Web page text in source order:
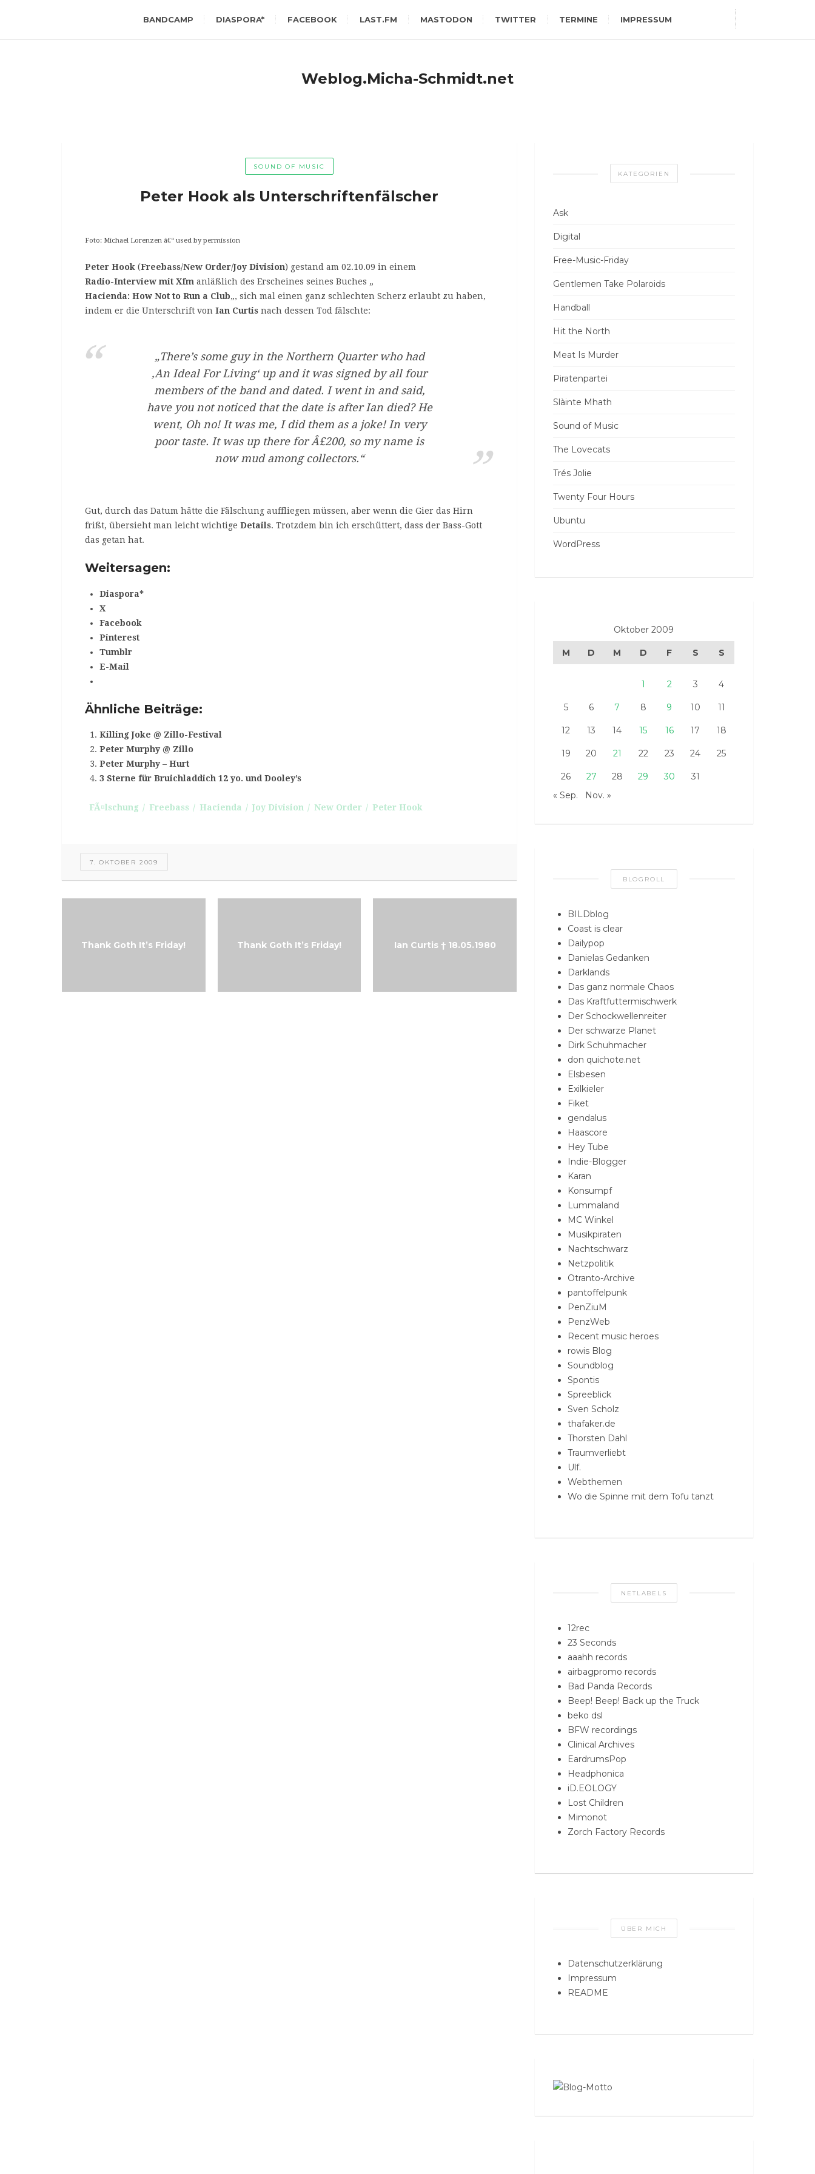
BANDCAMP DIASPORA* FACEBOOK LAST.FM MASTODON TWITTER TERMINE IMPRESSUM
Weblog.Micha-Schmidt.net
SOUND OF MUSIC
Peter Hook als Unterschriftenfälscher
Foto: Michael Lorenzen â€“ used by permission
Peter Hook (Freebass/New Order/Joy Division) gestand am 02.10.09 in einem
Radio-Interview mit Xfm anläßlich des Erscheines seines Buches „
Hacienda: How Not to Run a Club„, sich mal einen ganz schlechten Scherz erlaubt zu haben,
indem er die Unterschrift von Ian Curtisnach dessen Tod fälschte:
„There’s some guy in the Northern Quarter who had
‚An Ideal For Living‘ up and it was signed by all four
members of the band and dated. I went in and said,
have you not noticed that the date is after Ian died? He
went, Oh no! It was me, I did them as a joke! In very
poor taste. It was up there for Â£200, so my name is
now mud among collectors.“
Gut, durch das Datum hätte die Fälschung auffliegen müssen, aber wenn die Gier das Hirn
frißt, übersieht man leicht wichtige Details. Trotzdem bin ich erschüttert, dass der Bass-Gott
das getan hat.
Weitersagen:
Diaspora*
X
Facebook
Pinterest
Tumblr
E-Mail
Ähnliche Beiträge:
Killing Joke @ Zillo-Festival
Peter Murphy @ Zillo
Peter Murphy – Hurt
3 Sterne für Bruichladdich 12 yo. und Dooley’s
FÃ¤lschung Freebass Hacienda Joy Division New Order Peter Hook
7. OKTOBER 2009
Thank Goth It’s Friday! Thank Goth It’s Friday! Ian Curtis † 18.05.1980
KATEGORIEN
Ask
Digital
Free-Music-Friday
Gentlemen Take Polaroids
Handball
Hit the North
Meat Is Murder
Piratenpartei
Slàinte Mhath
Sound of Music
The Lovecats
Trés Jolie
Twenty Four Hours
Ubuntu
WordPress
Oktober 2009
M D M D F S S
1 2 3 4
5 6 7 8 9 10 11
12 13 14 15 16 17 18
19 20 21 22 23 24 25
26 27 28 29 30
31
« Sep.
Nov. »
BLOGROLL
BILDblog
Coast is clear
Dailypop
Danielas Gedanken
Darklands
Das ganz normale Chaos
Das Kraftfuttermischwerk
Der Schockwellenreiter
Der schwarze Planet
Dirk Schuhmacher
don quichote.net
Elsbesen
Exilkieler
Fiket
gendalus
Haascore
Hey Tube
Indie-Blogger
Karan
Konsumpf
Lummaland
MC Winkel
Musikpiraten
Nachtschwarz
Netzpolitik
Otranto-Archive
pantoffelpunk
PenZiuM
PenzWeb
Recent music heroes
rowis Blog
Soundblog
Spontis
Spreeblick
Sven Scholz
thafaker.de
Thorsten Dahl
Traumverliebt
Ulf.
Webthemen
Wo die Spinne mit dem Tofu tanzt
NETLABELS
12rec
23 Seconds
aaahh records
airbagpromo records
Bad Panda Records
Beep! Beep! Back up the Truck
beko dsl
BFW recordings
Clinical Archives
EardrumsPop
Headphonica
iD.EOLOGY
Lost Children
Mimonot
Zorch Factory Records
ÜBER MICH
Datenschutzerklärung
Impressum
README